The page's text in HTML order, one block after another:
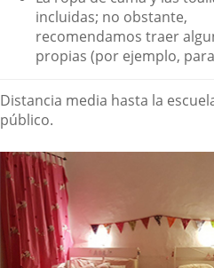
incluidas; no obstante,
recomendamos traer
propias (por ejemplo,
Distancia media hasta la
público.